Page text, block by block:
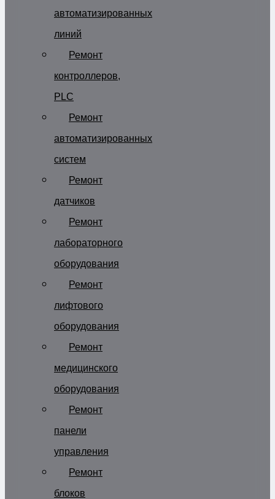
автоматизированных
линий
Ремонт
контроллеров,
PLC
Ремонт
автоматизированных
систем
Ремонт
датчиков
Ремонт
лабораторного
оборудования
Ремонт
лифтового
оборудования
Ремонт
медицинского
оборудования
Ремонт
панели
управления
Ремонт
блоков